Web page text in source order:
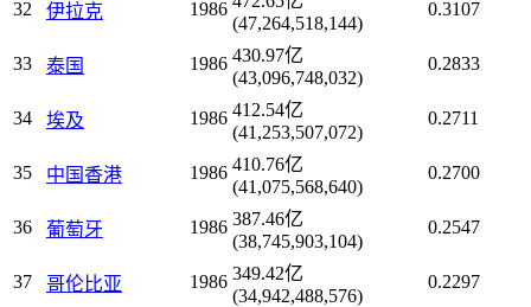
32 伊拉克 1986
(47,264,518,144)
0.3107
33 泰国 1986 430.97亿
(43,096,748,032)
0.2833
34 埃及 1986 412.54亿
(41,253,507,072)
0.2711
35 中国香港 1986 410.76亿
(41,075,568,640)
0.2700
36 葡萄牙 1986 387.46亿
(38,745,903,104)
0.2547
37 哥伦比亚 1986 349.42亿
(34,942,488,576)
0.2297